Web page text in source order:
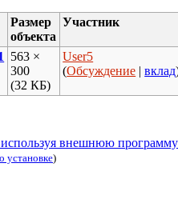
Размер
объекта
Участник
563 ×
300
(32 КБ)
User5
(Обсуждение |вклад
используя внешнюю программу
установке)